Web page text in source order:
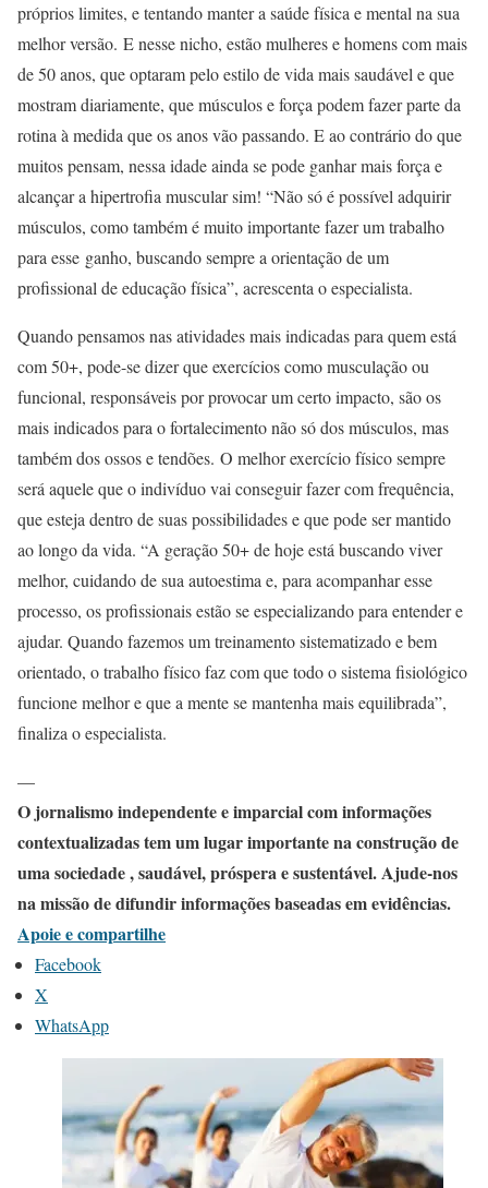
próprios limites, e tentando manter a saúde física e mental na sua
melhor versão. E nesse nicho, estão mulheres e homens com mais
de 50 anos, que optaram pelo estilo de vida mais saudável e que
mostram diariamente, que músculos e força podem fazer parte da
rotina à medida que os anos vão passando. E ao contrário do que
muitos pensam, nessa idade ainda se pode ganhar mais força e
alcançar a hipertrofia muscular sim! “Não só é possível adquirir
músculos, como também é muito importante fazer um trabalho
para esse ganho, buscando sempre a orientação de um
profissional de educação física”, acrescenta o especialista.
Quando pensamos nas atividades mais indicadas para quem está
com 50+, pode-se dizer que exercícios como musculação ou
funcional, responsáveis por provocar um certo impacto, são os
mais indicados para o fortalecimento não só dos músculos, mas
também dos ossos e tendões. O melhor exercício físico sempre
será aquele que o indivíduo vai conseguir fazer com frequência,
que esteja dentro de suas possibilidades e que pode ser mantido
ao longo da vida. “A geração 50+ de hoje está buscando viver
melhor, cuidando de sua autoestima e, para acompanhar esse
processo, os profissionais estão se especializando para entender e
ajudar. Quando fazemos um treinamento sistematizado e bem
orientado, o trabalho físico faz com que todo o sistema fisiológico
funcione melhor e que a mente se mantenha mais equilibrada”,
finaliza o especialista.
—
O jornalismo independente e imparcial com informações
contextualizadas tem um lugar importante na construção de
uma sociedade , saudável, próspera e sustentável. Ajude-nos
na missão de difundir informações baseadas em evidências.
Apoie e compartilhe
Facebook
X
WhatsApp